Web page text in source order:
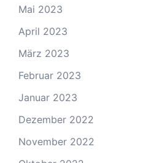
Mai 2023
April 2023
März 2023
Februar 2023
Januar 2023
Dezember 2022
November 2022